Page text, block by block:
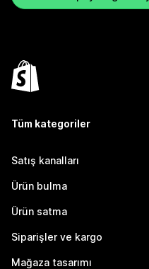
Tüm kategoriler
Satış kanalları
Ürün bulma
Ürün satma
Siparişler ve kargo
Mağaza tasarımı